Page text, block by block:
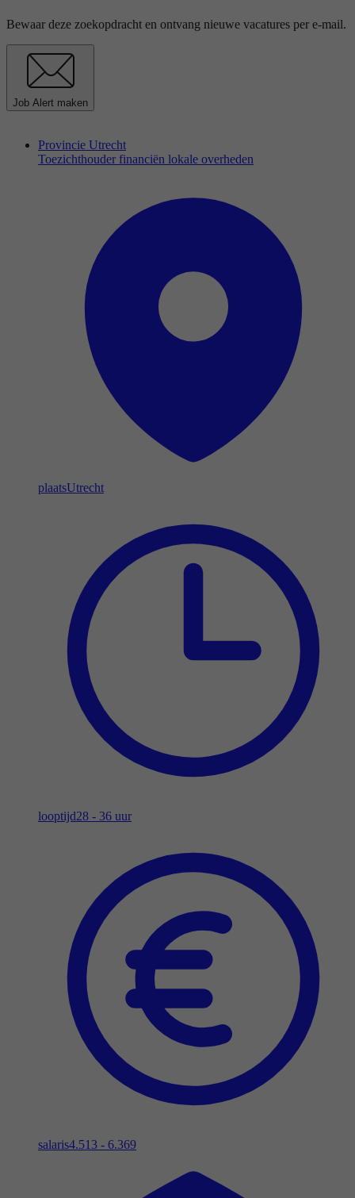
Bewaar deze zoekopdracht en ontvang nieuwe vacatures per e-mail.
Job Alert maken
Provincie Utrecht
Toezichthouder financiën lokale overheden
plaatsUtrecht
looptijd28 - 36 uur
salaris4.513 - 6.369